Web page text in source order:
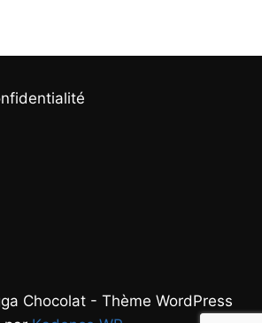
Chocolat - Thème WordPress